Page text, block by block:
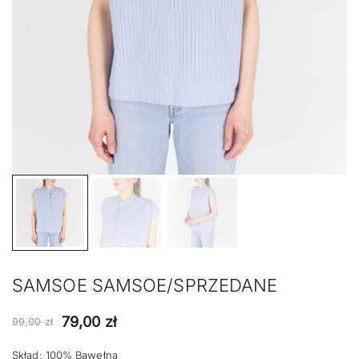
SAMSOE SAMSOE/SPRZEDANE
99,00zł
Pierwotna
79,00 złAktualna
Skład: 100% Bawełna